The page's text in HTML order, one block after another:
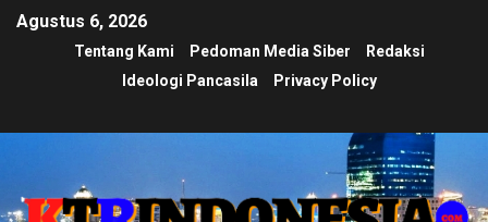
Agustus 6, 2026
Tentang Kami Pedoman Media Siber
Redaksi
Ideologi Pancasila
Privacy Policy